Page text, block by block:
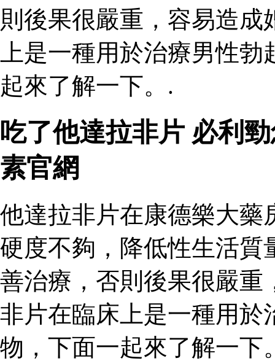
則後果很嚴重，容易造
上是一種用於治療男性
起來了解一下。.
吃了他達拉非片 必利
素官網
他達拉非片在康德樂大藥
硬度不夠，降低性生活質
善治療，否則後果很嚴重
非片在臨床上是一種用於
物，下面一起來了解一下